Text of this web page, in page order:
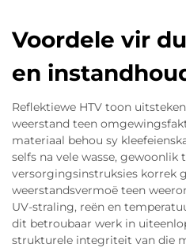
Voordele vir
en
Reflektiewe HTV toon
weerstand teen
materiaal behou sy
selfs na vele wasse, gewoonlik
versorgingsinstruksies korrek
weerstandsvermoë teen
UV-straling, reën en
dit betroubaar werk in
strukturele integriteit van die